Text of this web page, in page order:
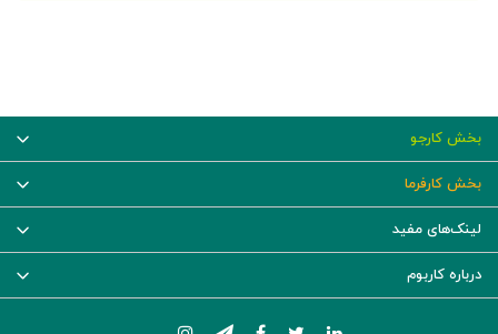
بخش کارجو
بخش کارفرما
لینک‌های مفید
درباره کاربوم